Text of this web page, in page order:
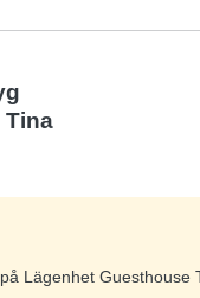
Tina
Lägenhet Guesthouse